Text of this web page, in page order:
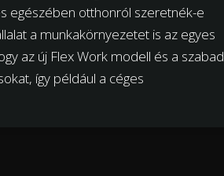
egészében otthonról szeretnék-e
a munkakörnyezetet is az egyes
az új Flex Work modell és a szabad
így például a céges